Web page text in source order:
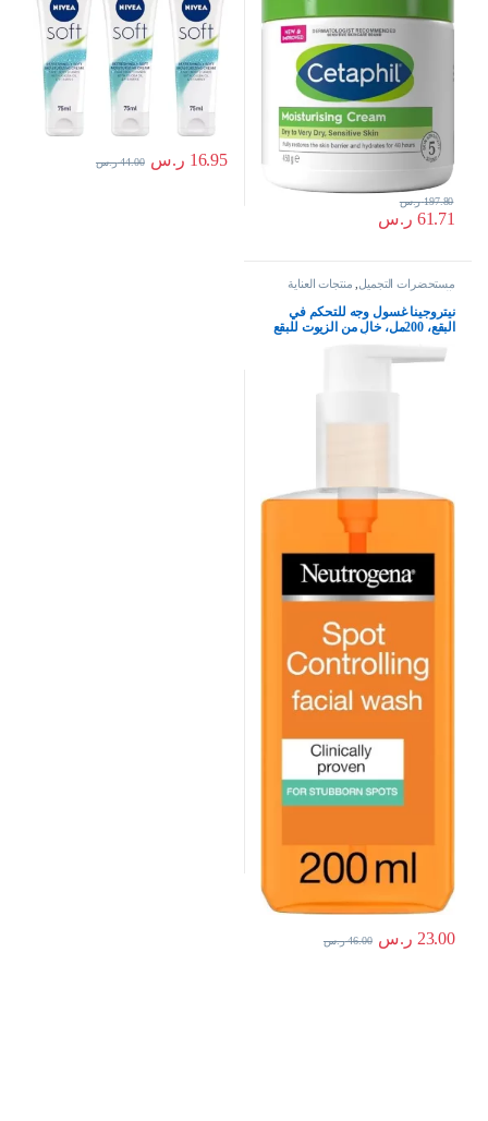
61.71 ر.س
197.80 ر.س
16.95 ر.س 44.00 ر.س
مستحضرات التجميل منتجات العناية
بالبشرة
نيتروجينا غسول وجه للتحكم في
البقع، 200مل، خالٍ من الزيوت للبقع
ومنع ظهور الحبوب المستقبل، تم
23.00 ر.س 46.00 ر.س